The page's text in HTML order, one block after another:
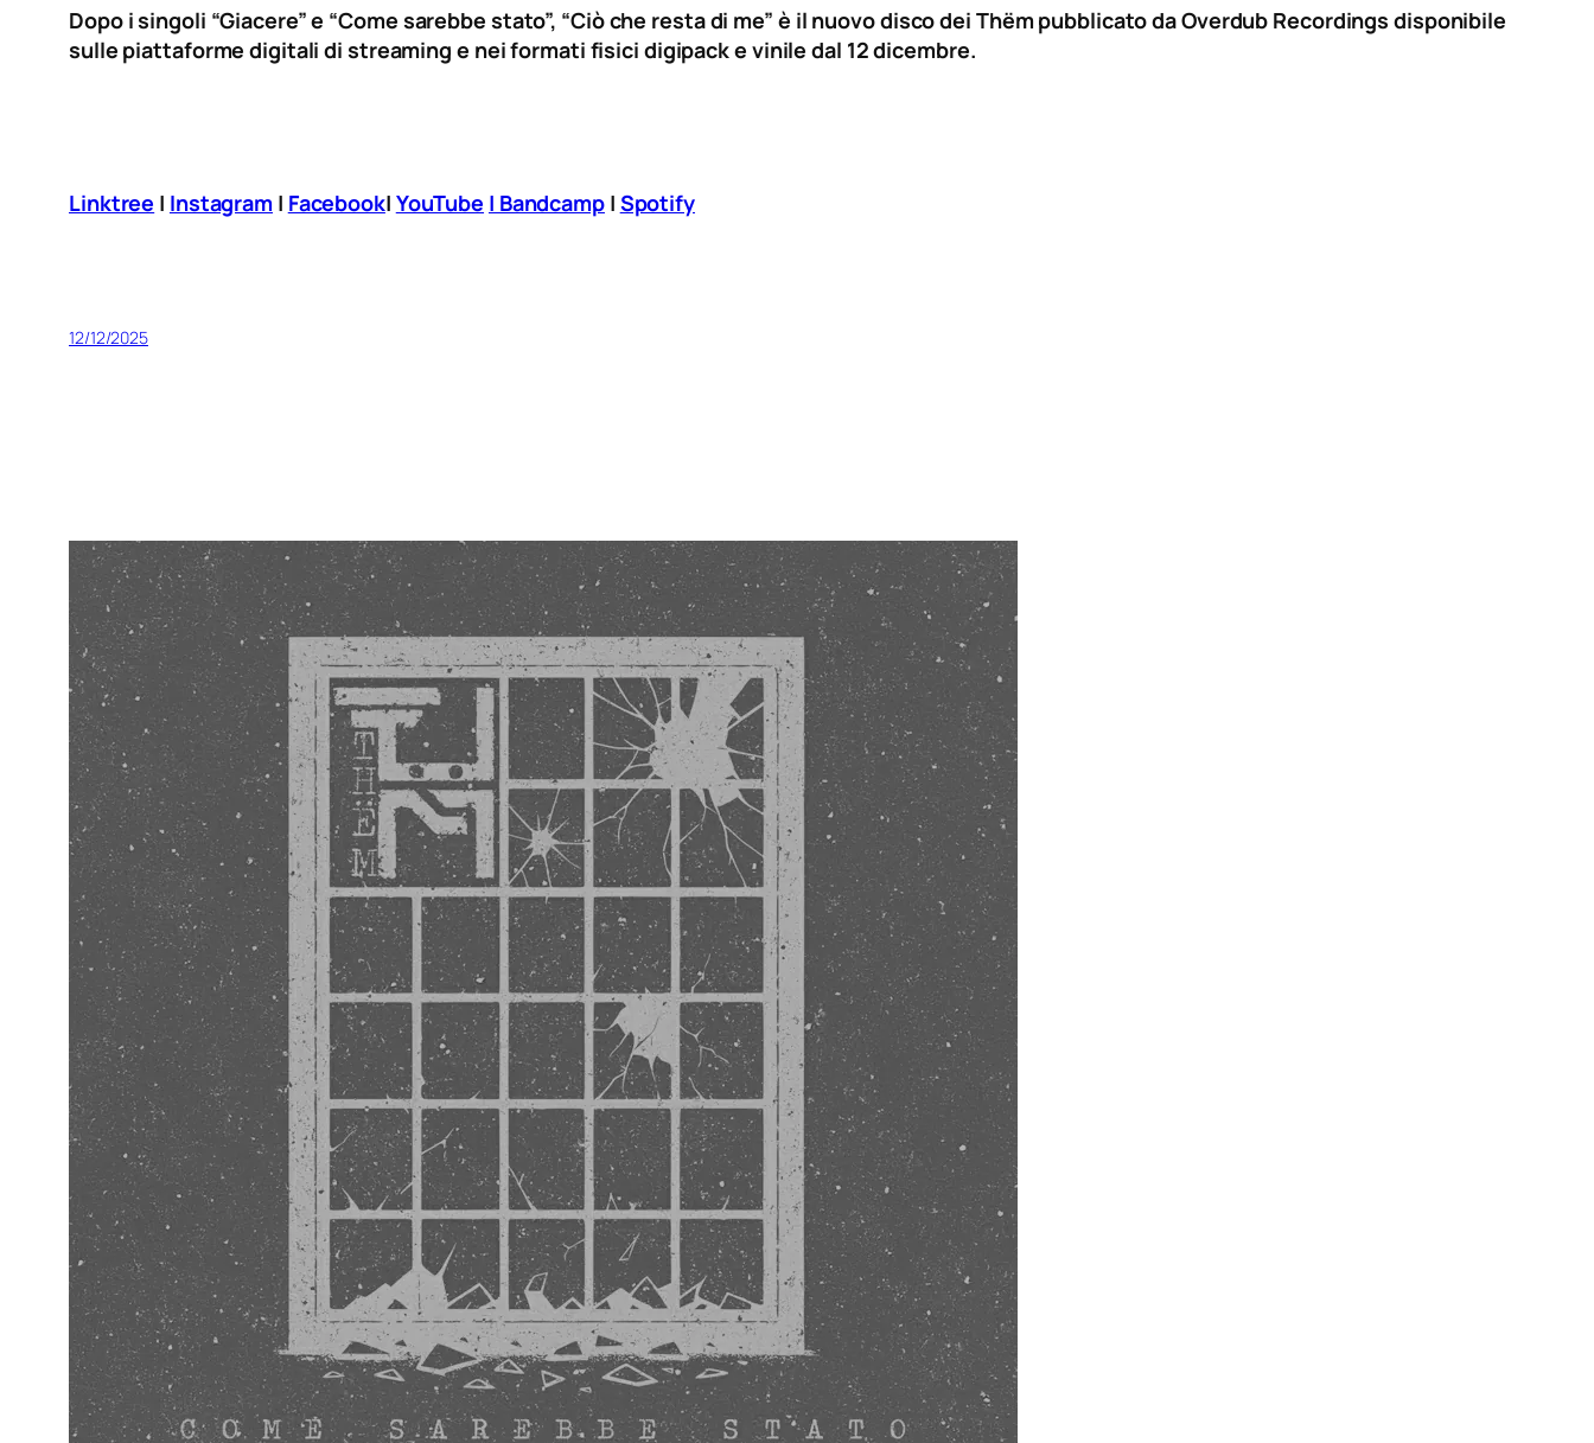
Dopo i singoli “Giacere” e “Come sarebbe stato”, “Ciò che resta di me” è il nuovo disco dei Thëm pubblicato da Overdub Recordings disponibile
sulle piattaforme digitali di streaming e nei formati fisici digipack e vinile dal 12 dicembre.
Linktree | Instagram | Facebook| YouTube | Bandcamp| Spotify
12/12/2025